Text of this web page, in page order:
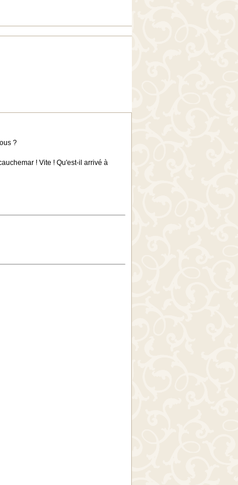
?
! Vite ! Qu'est-il arrivé à